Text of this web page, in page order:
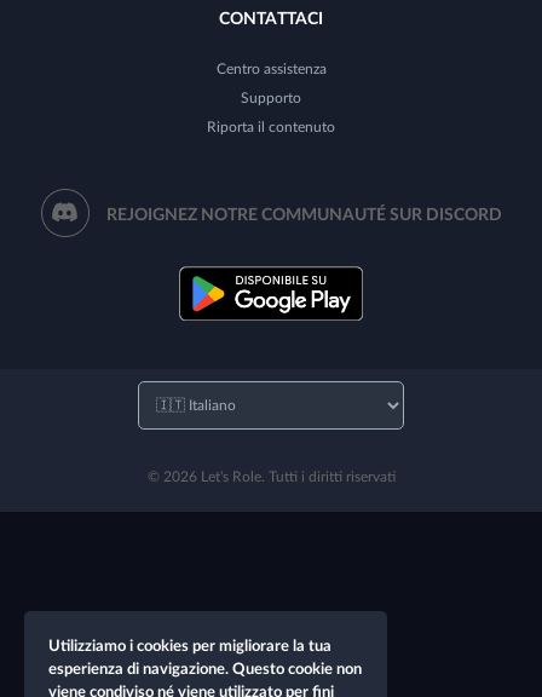
CONTATTACI
Centro assistenza
Supporto
Riporta il contenuto
REJOIGNEZ NOTRE COMMUNAUTÉ SUR DISCORD
© 2026 Let's Role. Tutti i diritti riservati
Utilizziamo i cookies per migliorare la tua
esperienza di navigazione. Questo cookie non
viene condiviso né viene utilizzato per fini